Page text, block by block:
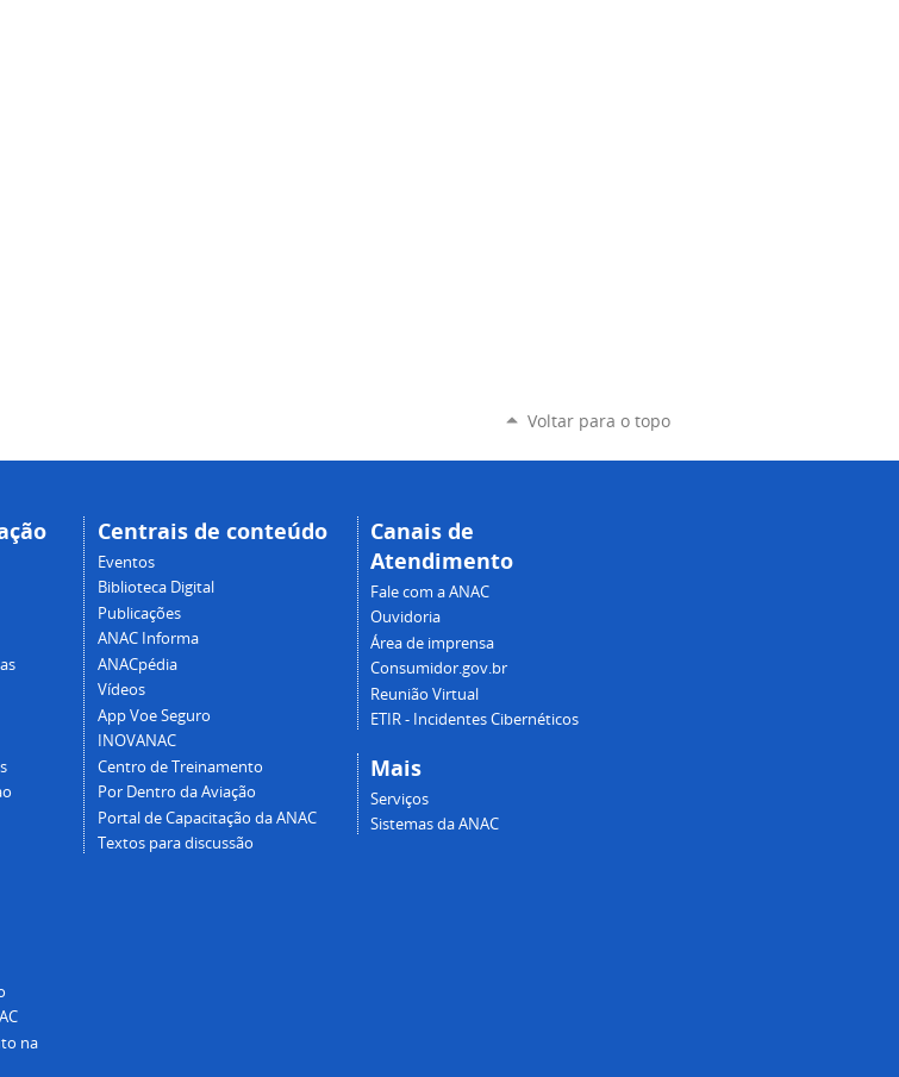
Voltar para o topo
na
Centrais de conteúdo
Eventos
Biblioteca Digital
Publicações
ANAC Informa
ANACpédia
Vídeos
App Voe Seguro
INOVANAC
Centro de Treinamento
Por Dentro da Aviação
Portal de Capacitação da ANAC
Textos para discussão
Canais de
Atendimento
Fale com a ANAC
Ouvidoria
Área de imprensa
Consumidor.gov.br
Reunião Virtual
ETIR - Incidentes Cibernéticos
Mais
Serviços
Sistemas da ANAC